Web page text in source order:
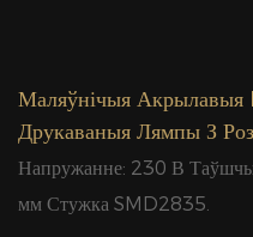
Маляўнічыя
Друкаваныя Лямпы З
Воданепранікальныя
Выкарыстання,
Напружанне: 230 В
мм Стужка SMD2835.